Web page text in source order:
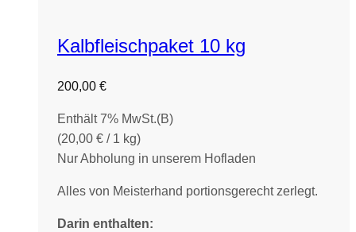
Kalbfleischpaket 10 kg
200,00 €
Enthält 7% MwSt.(B)
(20,00 € / 1 kg)
Nur Abholung in unserem Hofladen
Alles von Meisterhand portionsgerecht zerlegt.
Darin enthalten: